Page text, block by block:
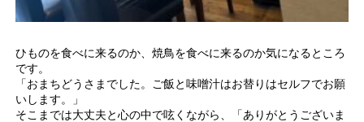
ひものを食べに来るのか、焼鳥を食べに来るのか気になるところ
です。
「おまちどうさまでした。ご飯と味噌汁はお替りはセルフでお願
いします。」
そこまでは大丈夫と心の中で呟くながら、「ありがとうございま